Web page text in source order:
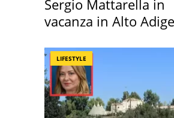
Sergio Mattarella in
vacanza in Alto
LIFESTYLE